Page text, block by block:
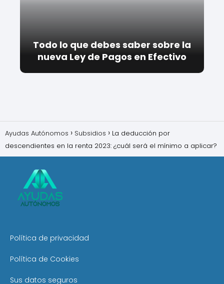
Todo lo que debes saber sobre la
nueva Ley de Pagos en Efectivo
Ayudas Autónomos Subsidios
La deducción por
descendientes en la renta 2023: ¿cuál será el mínimo a aplicar?
Política de privacidad
Política de Cookies
Sus datos seguros